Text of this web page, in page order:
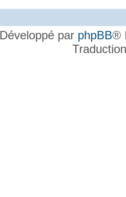
Développé par phpBB®